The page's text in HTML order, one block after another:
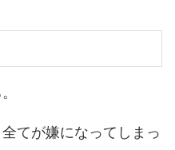
てが嫌になってしまっ